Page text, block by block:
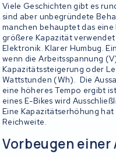
Viele Geschichten gibt es
sind aber unbegründete
manchen behauptet das
größere Kapazität
Elektronik. Klarer Humbug.
wenn die Arbeitsspannung
Kapazitätssteigerung oder
Wattstunden (Wh). Die
eine höheres Tempo ergibt
eines E-Bikes wird
Eine Kapazitätserhöhung
Reichweite.
Vorbeugen einer